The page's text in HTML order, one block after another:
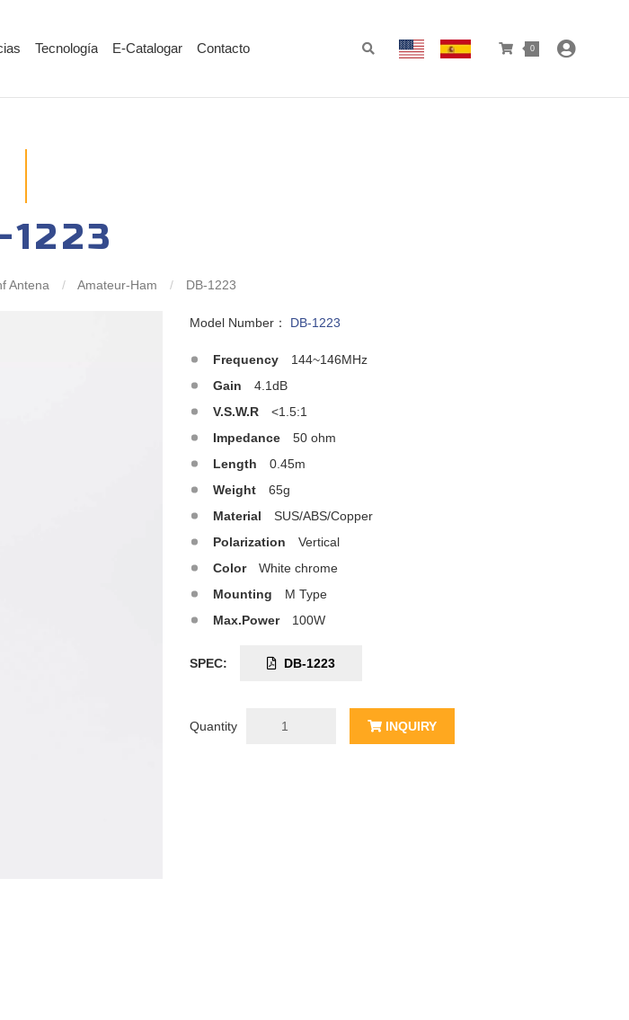
Tecnología E-Catalogar Contacto 0
1223
Antena / Amateur-Ham / DB-1223
Model Number： DB-1223
Frequency
144~146MHz
Gain
4.1dB
V.S.W.R
<1.5:1
Impedance
50 ohm
Length
0.45m
Weight
65g
Material
SUS/ABS/Copper
Polarization
Vertical
Color
White chrome
Mounting
M Type
Max.Power
100W
SPEC: DB-1223
Quantity INQUIRY